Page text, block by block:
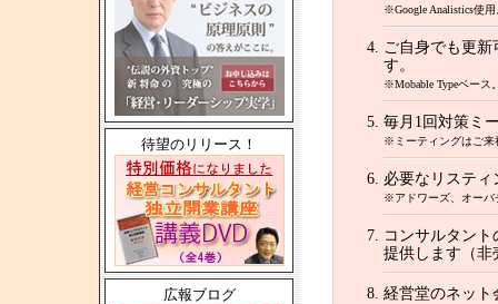
待望のリリース！
広報ブログ
※Google Analistics使用
ご自身でも更
す。
※Mobable Typeベース
毎月1回対策ミ
※ミーティングはご来
必要なリステ
※アドワーズ、オーバ
コンサルタン
提供します（非
経営堂のネット